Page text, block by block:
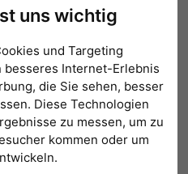
uns wichtig
und Targeting
besseres Internet-Erlebnis
die Sie sehen, besser
Diese Technologien
zu messen, um zu
kommen oder um